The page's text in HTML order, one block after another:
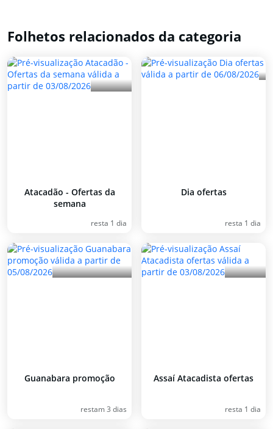
Folhetos relacionados da categoria
Atacadão - Ofertas da
semana
resta 1 dia
Dia ofertas
resta 1 dia
Guanabara promoção
restam 3 dias
Assaí Atacadista ofertas
resta 1 dia